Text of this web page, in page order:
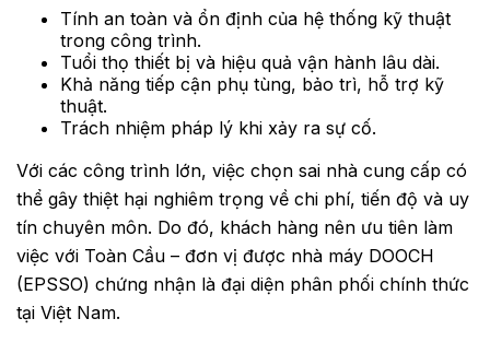
Tính an toàn và ổn định của hệ thống kỹ thuật
trong công trình.
Tuổi thọ thiết bị và hiệu quả vận hành lâu dài.
Khả năng tiếp cận phụ tùng, bảo trì, hỗ trợ kỹ
thuật.
Trách nhiệm pháp lý khi xảy ra sự cố.
Với các công trình lớn, việc chọn sai nhà cung cấp có
thể gây thiệt hại nghiêm trọng về chi phí, tiến độ và uy
tín chuyên môn. Do đó, khách hàng nên ưu tiên làm
việc với Toàn Cầu – đơn vị được nhà máy DOOCH
(EPSSO) chứng nhận là đại diện phân phối chính thức
tại Việt Nam.